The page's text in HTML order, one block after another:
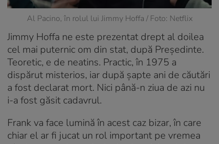
Al Pacino, în rolul lui Jimmy Hoffa / Foto: Netflix
Jimmy Hoffa ne este prezentat drept al doilea
cel mai puternic om din stat, după Președinte.
Teoretic, e de neatins. Practic, în 1975 a
dispărut misterios, iar după șapte ani de căutări
a fost declarat mort. Nici până-n ziua de azi nu
i-a fost găsit cadavrul.
Frank va face lumină în acest caz bizar, în care
chiar el ar fi jucat un rol important pe vremea